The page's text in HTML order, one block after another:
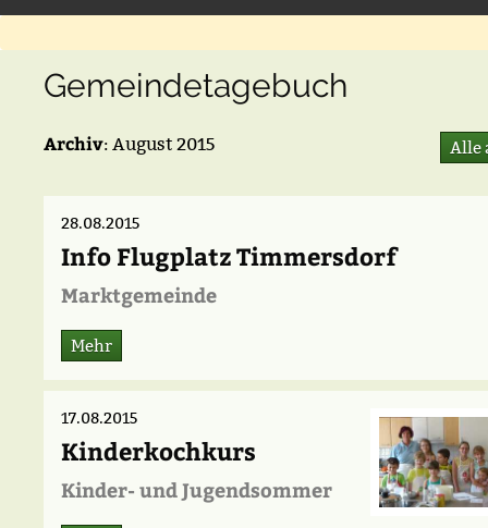
Gemeindetagebuch
Archiv: August 2015 Alle
28.08.2015
Info Flugplatz Timmersdorf
Marktgemeinde
Mehr
17.08.2015
Kinderkochkurs
Kinder- und Jugendsommer